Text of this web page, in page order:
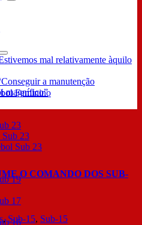
Feminino
23
Sub 23
Sub 23
19
17
16
mal relativamente àquilo
a manutenção
magnífico”
O COMANDO DOS SUB-
,Sub-15, Sub-15